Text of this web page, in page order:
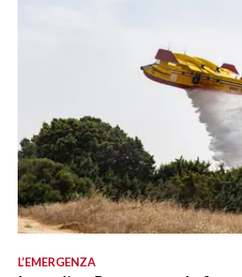
L’EMERGENZA